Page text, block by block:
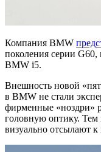
Компания BMW
поколения серии
BMW i5.
Внешность новой
в BMW не стали
фирменные «ноздри»
головную оптику. Тем
визуально отсылают к